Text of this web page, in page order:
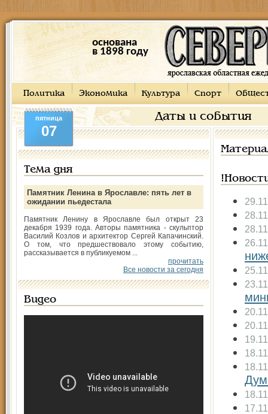
основана
в 1898 году
Политика Экономика Культура Спорт
Даты и события
пятница
07
Тема дня
Памятник Ленина в Ярославле: пять лет в
ожидании пьедестала
Памятник Ленину в Ярославле был открыт 23
декабря 1939 года. Авторы памятника - скульптор
Василий Козлов и архитектор Сергей Капачинский.
О том, что предшествовало этому событию,
рассказывается в публикуемом ...
прочитать
Все новости за сегодня
Видео